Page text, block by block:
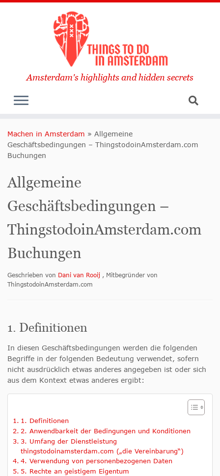
Amsterdam's highlights and hidden secrets
Machen in Amsterdam » Allgemeine
Geschäftsbedingungen – ThingstodoinAmsterdam.com
Buchungen
Allgemeine
Geschäftsbedingungen –
ThingstodoinAmsterdam.com
Buchungen
Geschrieben von Dani van Rooij , Mitbegründer von
ThingstodoinAmsterdam.com
1. Definitionen
In diesen Geschäftsbedingungen werden die folgenden
Begriffe in der folgenden Bedeutung verwendet, sofern
nicht ausdrücklich etwas anderes angegeben ist oder sich
aus dem Kontext etwas anderes ergibt:
1. Definitionen
2. Anwendbarkeit der Bedingungen und Konditionen
3. Umfang der Dienstleistung
thingstodoinamsterdam.com („die Vereinbarung“)
4. Verwendung von personenbezogenen Daten
5. Rechte an geistigem Eigentum